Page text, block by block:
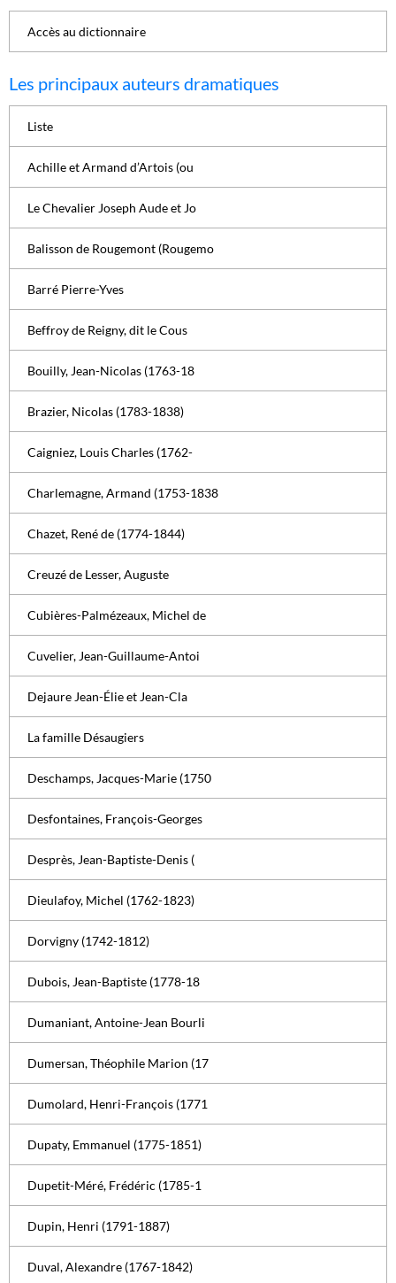
Accès au dictionnaire
Les principaux auteurs dramatiques
Liste
Achille et Armand d’Artois (ou
Le Chevalier Joseph Aude et Jo
Balisson de Rougemont (Rougemo
Barré Pierre-Yves
Beffroy de Reigny, dit le Cous
Bouilly, Jean-Nicolas (1763-18
Brazier, Nicolas (1783-1838)
Caigniez, Louis Charles (1762-
Charlemagne, Armand (1753-1838
Chazet, René de (1774-1844)
Creuzé de Lesser, Auguste
Cubières-Palmézeaux, Michel de
Cuvelier, Jean-Guillaume-Antoi
Dejaure Jean-Élie et Jean-Cla
La famille Désaugiers
Deschamps, Jacques-Marie (1750
Desfontaines, François-Georges
Desprès, Jean-Baptiste-Denis (
Dieulafoy, Michel (1762-1823)
Dorvigny (1742-1812)
Dubois, Jean-Baptiste (1778-18
Dumaniant, Antoine-Jean Bourli
Dumersan, Théophile Marion (17
Dumolard, Henri-François (1771
Dupaty, Emmanuel (1775-1851)
Dupetit-Méré, Frédéric (1785-1
Dupin, Henri (1791-1887)
Duval, Alexandre (1767-1842)